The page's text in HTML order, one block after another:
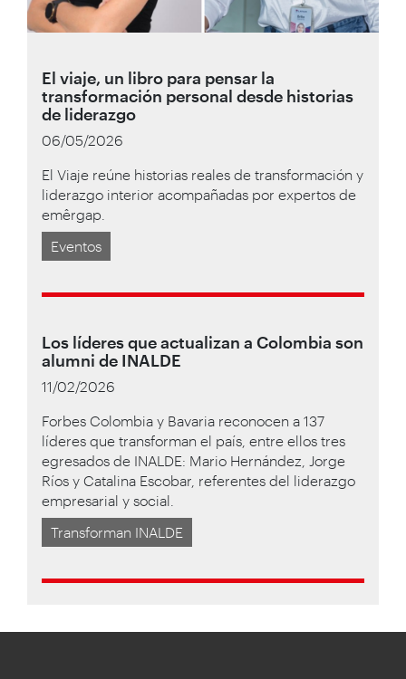
El viaje, un libro para pensar la
transformación personal desde historias
de liderazgo
06/05/2026
El Viaje reúne historias reales de transformación y
liderazgo interior acompañadas por expertos de
emêrgap.
Eventos
Los líderes que actualizan a Colombia son
alumni de INALDE
11/02/2026
Forbes Colombia y Bavaria reconocen a 137
líderes que transforman el país, entre ellos tres
egresados de INALDE: Mario Hernández, Jorge
Ríos y Catalina Escobar, referentes del liderazgo
empresarial y social.
Transforman INALDE